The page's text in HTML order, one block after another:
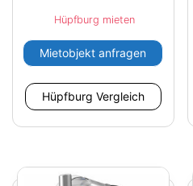
Hüpfburg mieten
Mietobjekt anfragen
Hüpfburg Vergleich